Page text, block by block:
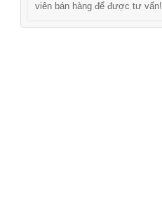
viên bán hàng để được tư vấn!